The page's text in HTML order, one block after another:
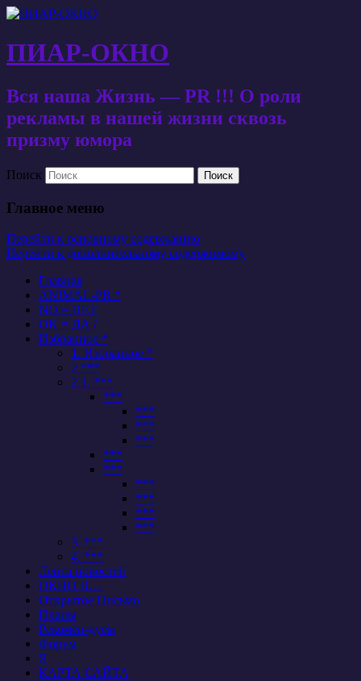
ПИАР-ОКНО
Вся наша Жизнь — PR !!! О роли
рекламы в нашей жизни сквозь
призму юмора
Поиск
Главное меню
Перейти к основному содержанию
Перейти к дополнительному содержимому
Главная
ANIMAL-PR *
NO = НЕТ
OK = ДА /
Избранное *
1. Избранное *
2 ***
2.1. ***
***
***
***
***
***
***
***
***
***
***
3. ***
4. ***
Лента новостей
ОКНО В…
Открытое Письмо
Планы
Рекомен-дуем
Форум
Я
КАРТА САЙТА